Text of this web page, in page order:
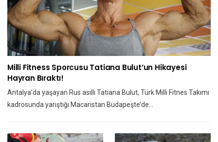
Milli Fitness Sporcusu Tatiana Bulut’un Hikayesi
Hayran Bıraktı!
Antalya’da yaşayan Rus asıllı Tatiana Bulut, Türk Milli Fitnes Takımı
kadrosunda yarıştığı Macaristan Budapeşte’de…